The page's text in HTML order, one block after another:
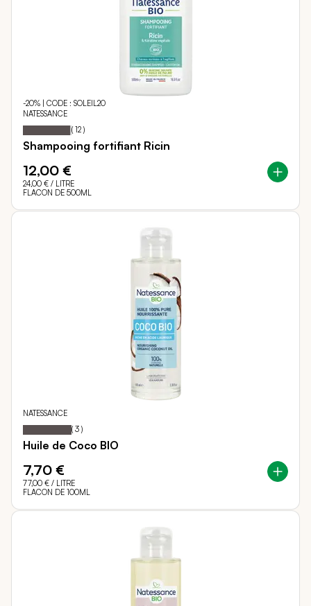
-20% | CODE : SOLEIL20
NATESSANCE
Notation: 97
% of
( 12 )
Shampooing fortifiant Ricin
12,00 €
24,00 € / LITRE
FLACON DE 500ML
NATESSANCE
Notation: 100
% of
( 3 )
Huile de Coco BIO
7,70 €
77,00 € / LITRE
FLACON DE 100ML